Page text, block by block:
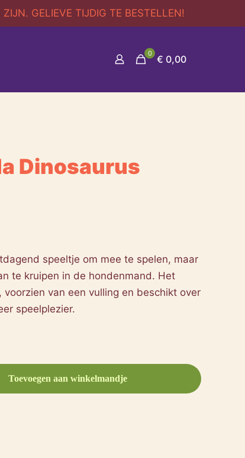
GELIEVE TIJDIG TE BESTELLEN!
0 € 0,00
Dinosaurus
speeltje om mee te spelen, maar
te kruipen in de hondenmand. Het
van een vulling en beschikt over
speelplezier.
Toevoegen aan winkelmandje